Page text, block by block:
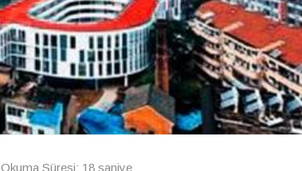
Okuma Süresi: 18 saniye